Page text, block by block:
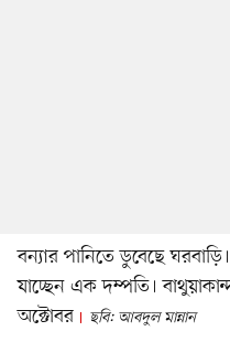
বন্যার পানিতে ডুবেছে
যাচ্ছেন এক দম্পতি।
অক্টোবর
ছবি: আবদুল মান্নান